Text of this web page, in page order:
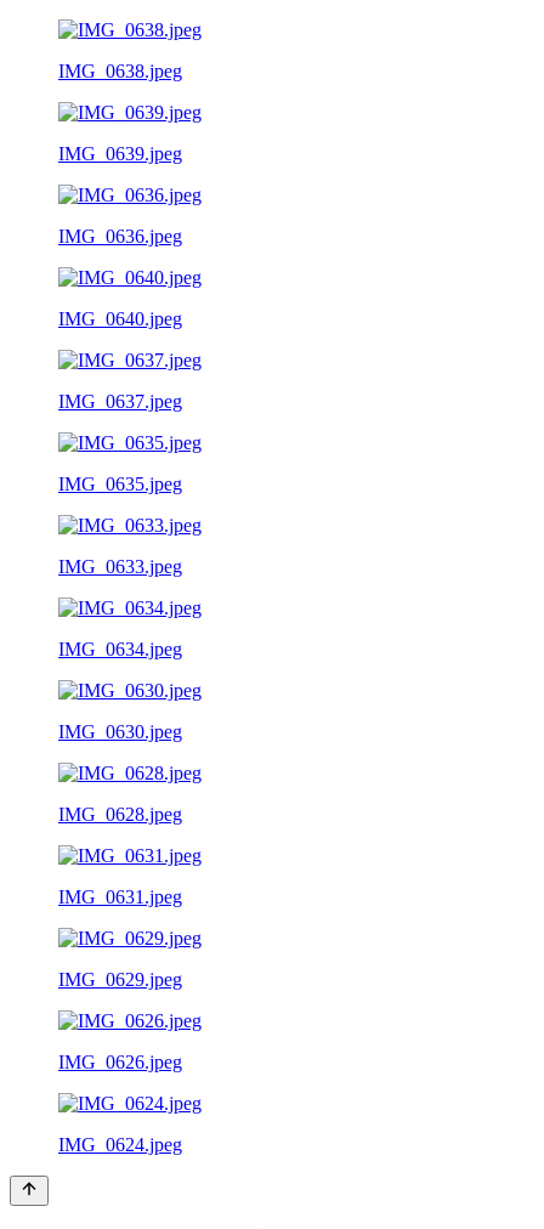
IMG_0638.jpeg
IMG_0639.jpeg
IMG_0636.jpeg
IMG_0640.jpeg
IMG_0637.jpeg
IMG_0635.jpeg
IMG_0633.jpeg
IMG_0634.jpeg
IMG_0630.jpeg
IMG_0628.jpeg
IMG_0631.jpeg
IMG_0629.jpeg
IMG_0626.jpeg
IMG_0624.jpeg